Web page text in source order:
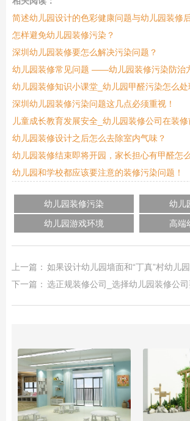
简述幼儿园设计的色彩健康问题与幼儿园装修
怎样避免幼儿园装修污染？
深圳幼儿园装修要怎么解决污染问题？
幼儿园装修常见问题 ——幼儿园装修污染防治
幼儿园装修知识小课堂_幼儿园甲醛污染怎么处
深圳幼儿园装修污染问题这几点必须重视！
儿童成长教育发展安全_幼儿园装修公司在装
幼儿园装修设计之后怎么去除室内气味？
幼儿园装修结束即将开园，家长担心有甲醛怎
幼儿园和学校都应该要注意的装修污染问题！
幼儿园装修污染
幼儿
幼儿园游戏环境
高端
上一篇： 如果设计幼儿园墙面和“丁真”村幼儿
下一篇： 选正规装修公司_选择幼儿园装修公